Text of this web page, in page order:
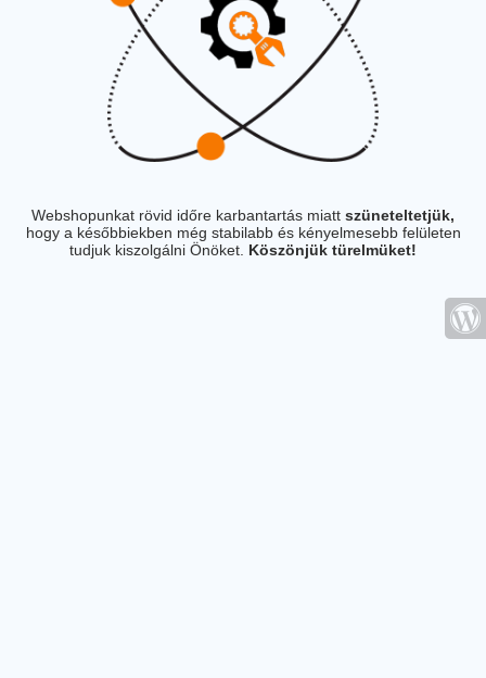
Webshopunkat rövid időre karbantartás miatt szüneteltetjük,
hogy a későbbiekben még stabilabb és kényelmesebb felületen
tudjuk kiszolgálni Önöket. Köszönjük türelmüket!